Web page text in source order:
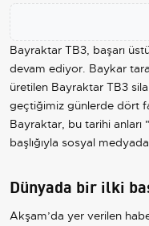
Bayraktar TB3, başarı
devam ediyor. Baykar
üretilen Bayraktar TB3
geçtiğimiz günlerde dört
Bayraktar, bu tarihi anları
başlığıyla sosyal
Dünyada bir ilki
Akşam’da yer verilen